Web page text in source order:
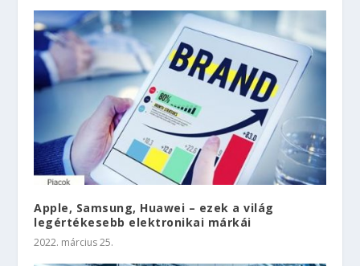
Apple, Samsung, Huawei – ezek a világ
legértékesebb elektronikai márkái
2022. március 25.